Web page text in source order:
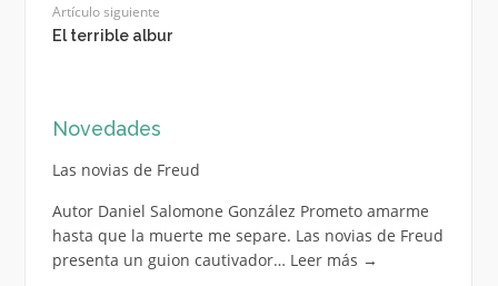
Artículo siguiente
El terrible albur
Novedades
Las novias de Freud
Autor Daniel Salomone González Prometo amarme
hasta que la muerte me separe. Las novias de Freud
presenta un guion cautivador… Leer más →